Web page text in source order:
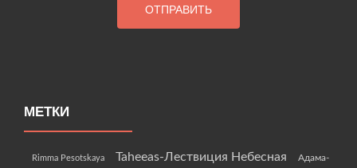
МЕТКИ
Rimma Pesotskaya Taheeas-Лествиция Небесная
Адама-